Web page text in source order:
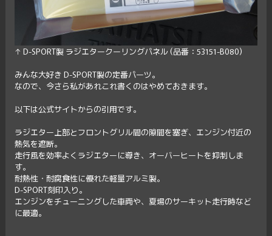
↑ D-SPORT製 ラジエタークーリングパネル (品番：53151-B080)
みんな大好き D-SPORT製の定番パーツ。
なので、今さら私があれこれ書くのはやめておきます。
以下は公式サイトからの引用です。
ラジエター上部とフロントグリル間の隙間を塞ぎ、エンジン付近の
熱気を遮断。
走行風を効率よくラジエターに導き、オーバーヒートを抑制しま
す。
耐熱性・耐腐食性に優れた軽量アルミ製。
D-SPORT刻印入り。
エンジンをチューニングした車両や、夏場のサーキット走行時など
に最適。